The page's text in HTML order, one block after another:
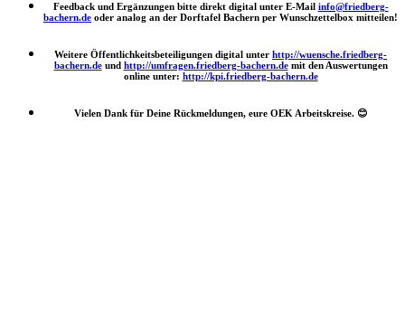
Feedback und Ergänzungen bitte direkt digital unter E-Mail info@friedberg-
bachern.de oder analog an der Dorftafel Bachern per Wunschzettelbox mitteilen!
Weitere Öffentlichkeitsbeteiligungen digital unter http://wuensche.friedberg-
bachern.deund http://umfragen.friedberg-bachern.de mit den Auswertungen
online unter: http://kpi.friedberg-bachern.de
Vielen Dank für Deine Rückmeldungen, eure OEK Arbeitskreise. 😊